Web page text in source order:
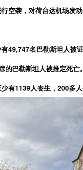
空袭，对荷台达机场发
49,747名巴勒斯坦人被
巴勒斯坦人被推定死亡。
有1139人丧生，200多人